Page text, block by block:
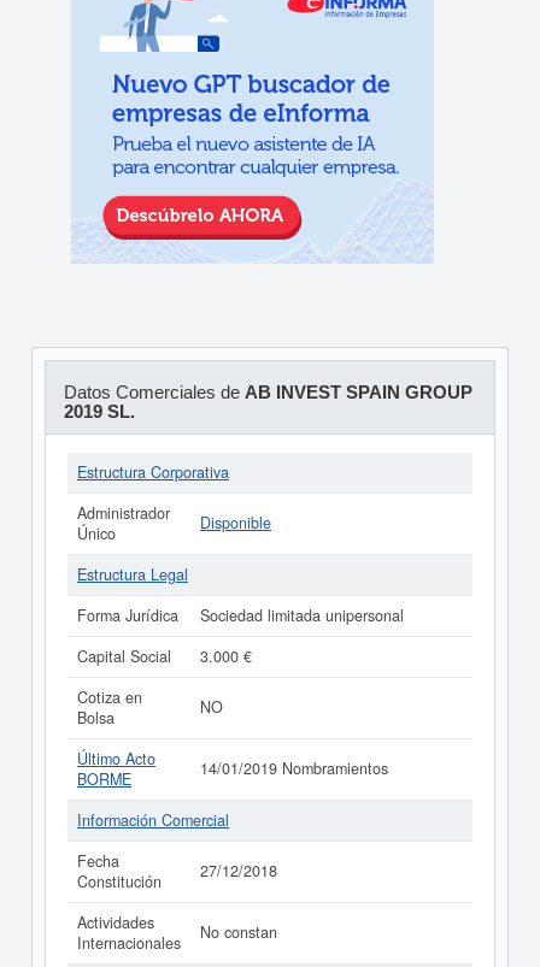
Datos Comerciales de AB INVEST SPAIN GROUP
2019 SL.
Estructura Corporativa
Administrador
Único
Disponible
Estructura Legal
Forma Jurídica
Sociedad limitada unipersonal
Capital Social
3.000 €
Cotiza en
Bolsa
NO
Último Acto
BORME
14/01/2019 Nombramientos
Información Comercial
Fecha
Constitución
27/12/2018
Actividades
Internacionales
No constan